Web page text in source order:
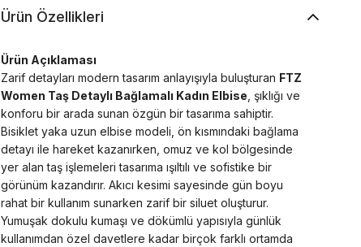
Ürün Özellikleri
Ürün Açıklaması
Zarif detayları modern tasarım anlayışıyla buluşturan FTZ
Women Taş Detaylı Bağlamalı Kadın Elbise , şıklığı ve
konforu bir arada sunan özgün bir tasarıma sahiptir.
Bisiklet yaka uzun elbise modeli, ön kısmındaki bağlama
detayı ile hareket kazanırken, omuz ve kol bölgesinde
yer alan taş işlemeleri tasarıma ışıltılı ve sofistike bir
görünüm kazandırır. Akıcı kesimi sayesinde gün boyu
rahat bir kullanım sunarken zarif bir siluet oluşturur.
Yumuşak dokulu kumaşı ve dökümlü yapısıyla günlük
kullanımdan özel davetlere kadar birçok farklı ortamda